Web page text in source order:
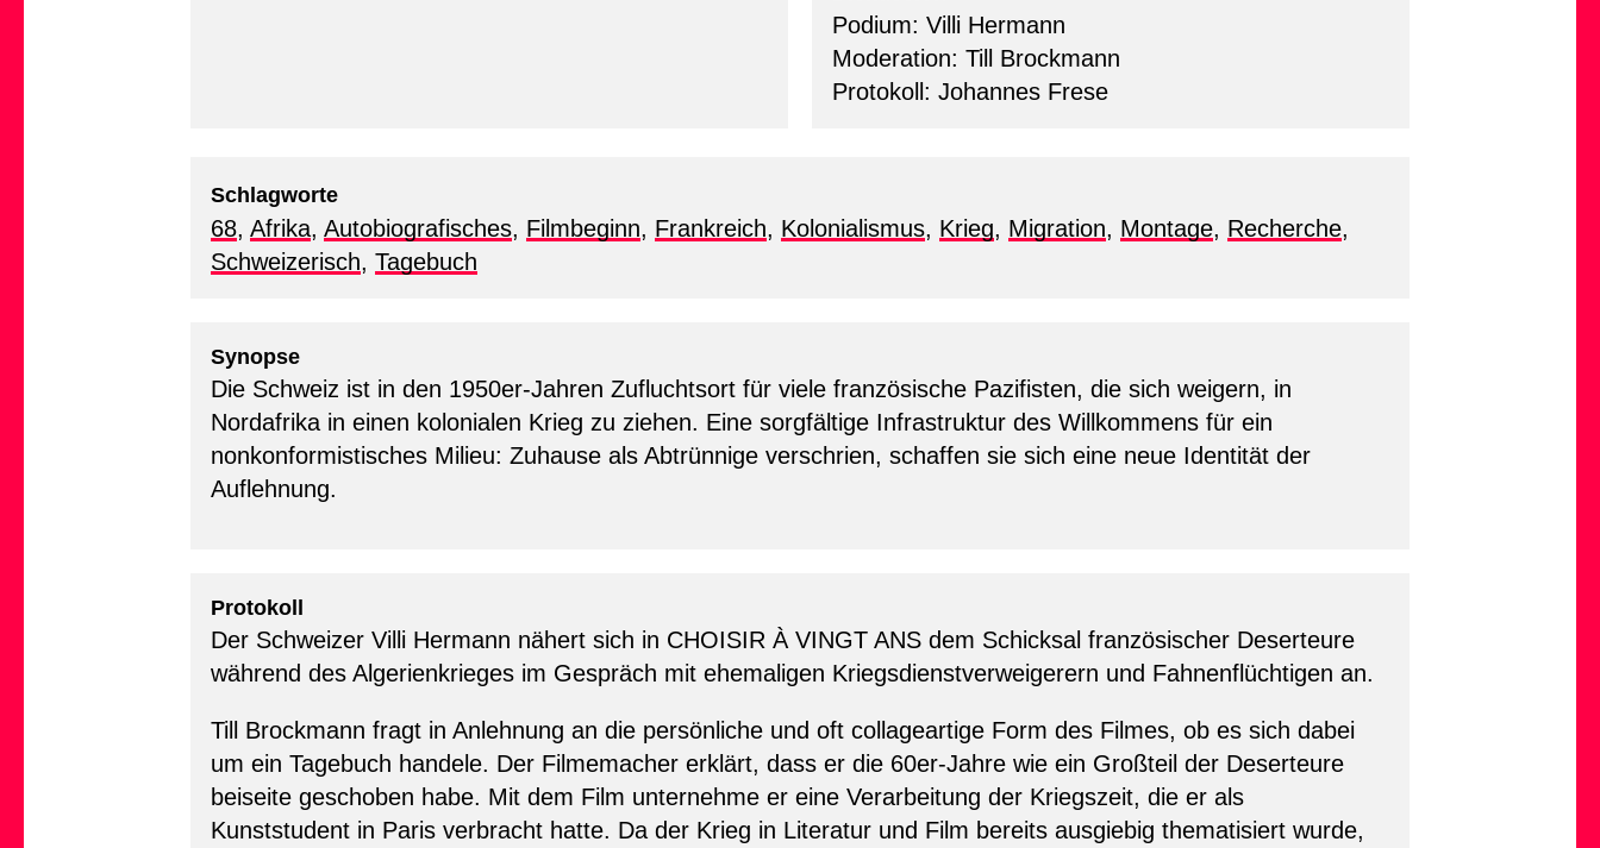
Podium: Villi Hermann
Moderation: Till Brockmann
Protokoll: Johannes Frese
Schlagworte
68, Afrika, Autobiografisches, Filmbeginn, Frankreich, Kolonialismus, Krieg, Migration, Montage, Recherche,
Schweizerisch, Tagebuch
Synopse
Die Schweiz ist in den 1950er-Jahren Zufluchtsort für viele französische Pazifisten, die sich weigern, in
Nordafrika in einen kolonialen Krieg zu ziehen. Eine sorgfältige Infrastruktur des Willkommens für ein
nonkonformistisches Milieu: Zuhause als Abtrünnige verschrien, schaffen sie sich eine neue Identität der
Auflehnung.
Protokoll
Der Schweizer Villi Hermann nähert sich in CHOISIR À VINGT ANS dem Schicksal französischer Deserteure
während des Algerienkrieges im Gespräch mit ehemaligen Kriegsdienstverweigerern und Fahnenflüchtigen an.
Till Brockmann fragt in Anlehnung an die persönliche und oft collageartige Form des Filmes, ob es sich dabei
um ein Tagebuch handele. Der Filmemacher erklärt, dass er die 60er-Jahre wie ein Großteil der Deserteure
beiseite geschoben habe. Mit dem Film unternehme er eine Verarbeitung der Kriegszeit, die er als
Kunststudent in Paris verbracht hatte. Da der Krieg in Literatur und Film bereits ausgiebig thematisiert wurde,